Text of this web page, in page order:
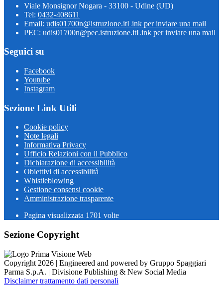
Viale Monsignor Nogara - 33100 - Udine (UD)
Tel: 0432-408611
Email: udis01700n@istruzione.itLink per inviare una mail
PEC: udis01700n@pec.istruzione.itLink per inviare una mail
Seguici su
Facebook
Youtube
Instagram
Sezione Link Utili
Cookie policy
Note legali
Informativa Privacy
Ufficio Relazioni con il Pubblico
Dichiarazione di accessibilità
Obiettivi di accessibilità
Whistleblowing
Gestione consensi cookie
Amministrazione trasparente
Pagina visualizzata 1701 volte
Sezione Copyright
Copyright 2026 | Engineered and powered by Gruppo Spaggiari
Parma S.p.A. | Divisione Publishing & New Social Media
Disclaimer trattamento dati personali